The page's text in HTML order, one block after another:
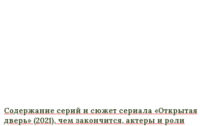
Содержание серий и сюжет сериала «Открытая
дверь» (2021), чем закончится, актеры и роли